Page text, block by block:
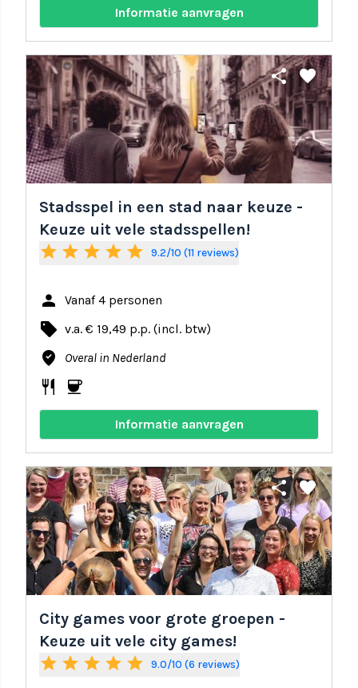
Informatie aanvragen
share favorite
Stadsspel in een stad naar keuze -
Keuze uit vele stadsspellen!
star star star star star 9.2/10 (11 reviews)
person Vanaf 4 personen
local_offer v.a. € 19,49 p.p. (incl. btw)
where_to_vote Overal in Nederland
restaurant coffee
Informatie aanvragen
share favorite
City games voor grote groepen -
Keuze uit vele city games!
star star star star star 9.0/10 (6 reviews)